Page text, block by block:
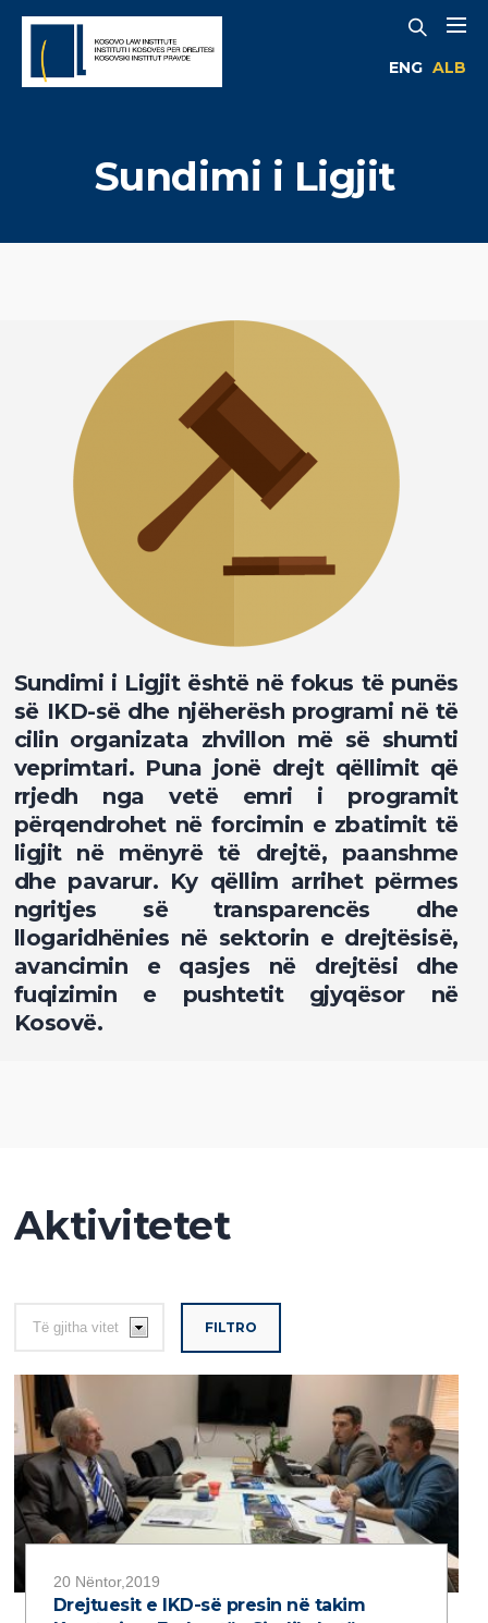
ENG ALB
Sundimi i Ligjit
Sundimi i Ligjit është në fokus të punës
së IKD-së dhe njëherësh programi në të
cilin organizata zhvillon më së shumti
veprimtari. Puna jonë drejt qëllimit që
rrjedh nga vetë emri i programit
përqendrohet në forcimin e zbatimit të
ligjit në mënyrë të drejtë, paanshme
dhe pavarur. Ky qëllim arrihet përmes
ngritjes së transparencës dhe
llogaridhënies në sektorin e drejtësisë,
avancimin e qasjes në drejtësi dhe
fuqizimin e pushtetit gjyqësor në
Kosovë.
Aktivitetet
FILTRO
20 Nëntor,2019
Drejtuesit e IKD-së presin në takim